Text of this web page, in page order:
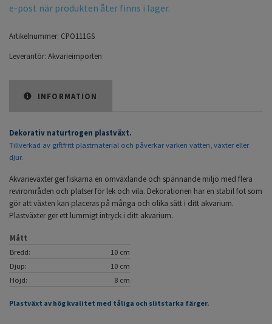
e-post när produkten åter finns i lager.
Artikelnummer: CPO111GS
Leverantör: Akvarieimporten
INFORMATION
Dekorativ naturtrogen plastväxt.
Tillverkad av giftfritt plastmaterial och påverkar varken vatten, växter eller
djur.
Akvarieväxter ger fiskarna en omväxlande och spännande miljö med flera
revirområden och platser för lek och vila. Dekorationen har en stabil fot som
gör att växten kan placeras på många och olika sätt i ditt akvarium.
Plastväxter ger ett lummigt intryck i ditt akvarium.
Mått
Bredd:
10 cm
Djup:
10 cm
Höjd:
8 cm
Plastväxt av hög kvalitet med tåliga och slitstarka färger.